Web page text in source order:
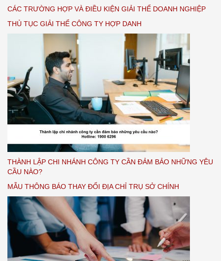
CÁC TRƯỜNG HỢP VÀ ĐIỀU KIỆN GIẢI THỂ DOANH NGHIỆP
THỦ TỤC GIẢI THỂ CÔNG TY HỢP DANH
THÀNH LẬP CHI NHÁNH CÔNG TY CẦN ĐẢM BẢO NHỮNG YÊU
CẦU NÀO?
MẪU THÔNG BÁO THAY ĐỔI ĐỊA CHỈ TRỤ SỞ CHÍNH